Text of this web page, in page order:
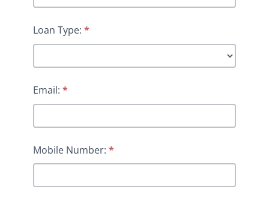
Loan Type: *
Email: *
Mobile Number: *